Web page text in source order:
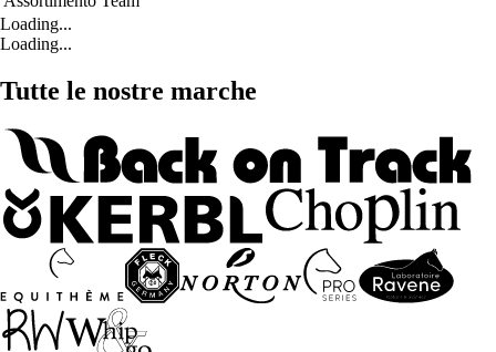
Loading...
Loading...
Tutte le nostre marche